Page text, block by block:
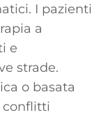
I pazienti
a
e
strade.
o basata
conflitti